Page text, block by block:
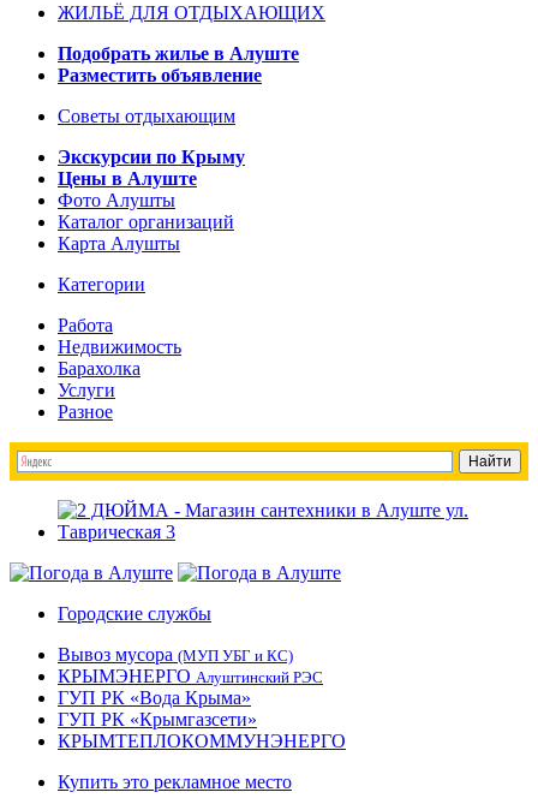
ЖИЛЬЁ ДЛЯ ОТДЫХАЮЩИХ
Подобрать жилье в Алуште
Разместить объявление
Советы отдыхающим
Экскурсии по Крыму
Цены в Алуште
Фото Алушты
Каталог организаций
Карта Алушты
Категории
Работа
Недвижимость
Барахолка
Услуги
Разное
Городские службы
Вывоз мусора (МУП УБГ и КС)
КРЫМЭНЕРГО Алуштинский РЭС
ГУП РК «Вода Крыма»
ГУП РК «Крымгазсети»
КРЫМТЕПЛОКОММУНЭНЕРГО
Купить это рекламное место